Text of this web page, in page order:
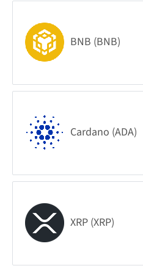
BNB (BNB)
Cardano (ADA)
XRP (XRP)